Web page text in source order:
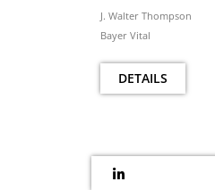
J. Walter Thompson
Bayer Vital
DETAILS